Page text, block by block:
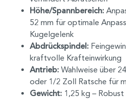
Höhe/Spannbereich:
52 mm für optimale
Kugelgelenk
Abdrückspindel:
kraftvolle Krafteinwirkung
Antrieb: Wahlweise über
oder 1/2 Zoll Ratsche für
Gewicht: 1,25 kg –